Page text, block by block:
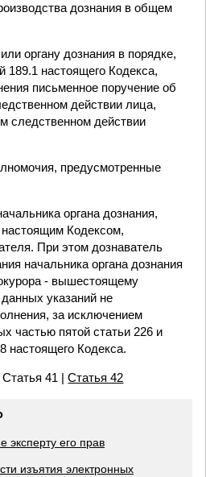
дознания в общем
органу дознания в порядке,
189.1 настоящего Кодекса,
письменное поручение об
действии лица,
следственном действии
предусмотренные
органа дознания,
Кодексом,
При этом дознаватель
начальника органа дознания
- вышестоящему
указаний не
за исключением
частью пятой статьи 226 и
настоящего Кодекса.
Статья 41 |Статья 42
эксперту его прав
изъятия электронных